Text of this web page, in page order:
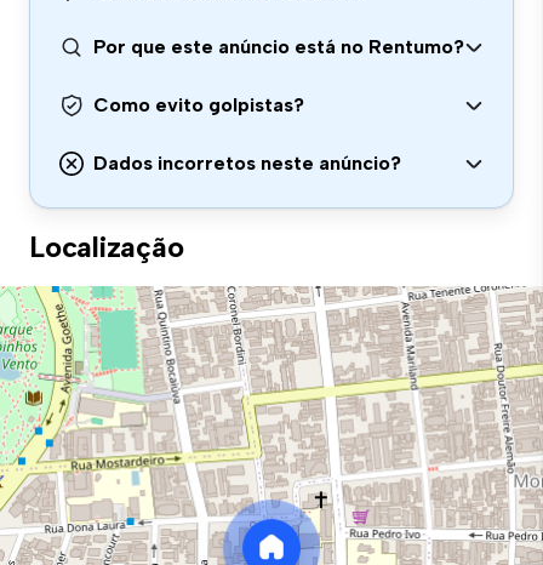
Por que este anúncio está no Rentumo?
Como evito golpistas?
Dados incorretos neste anúncio?
Localização